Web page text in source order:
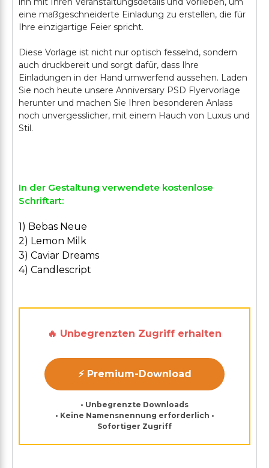
eine maßgeschneiderte Einladung zu erstellen, die für
Ihre einzigartige Feier spricht.
Diese Vorlage ist nicht nur optisch fesselnd, sondern
auch druckbereit und sorgt dafür, dass Ihre
Einladungen in der Hand umwerfend aussehen. Laden
Sie noch heute unsere Anniversary PSD Flyervorlage
herunter und machen Sie Ihren besonderen Anlass
noch unvergesslicher, mit einem Hauch von Luxus und
Stil.
In der Gestaltung verwendete kostenlose
Schriftart:
1) Bebas Neue
2) Lemon Milk
3) Caviar Dreams
4) Candlescript
🔥 Unbegrenzten Zugriff erhalten
⚡ Premium-Download
• Unbegrenzte Downloads
• Keine Namensnennung erforderlich •
Sofortiger Zugriff